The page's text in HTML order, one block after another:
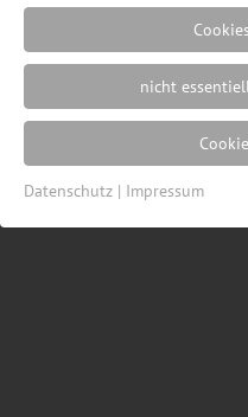
nicht
Datenschutz | Impressum